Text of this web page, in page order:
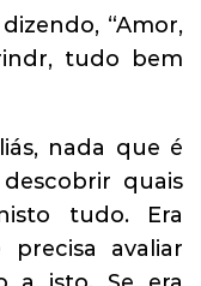
“Amor,
tudo bem
nada que é
quais
tudo. Era
avaliar